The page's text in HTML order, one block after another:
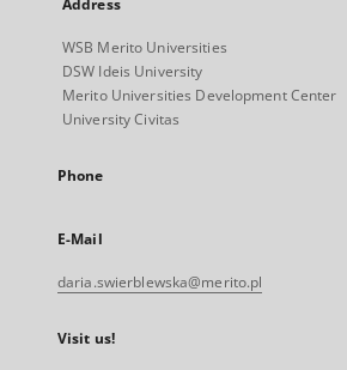
Address
WSB Merito Universities
DSW Ideis University
Merito Universities Development Center
University Civitas
Phone
E-Mail
daria.swierblewska@merito.pl
Visit us!